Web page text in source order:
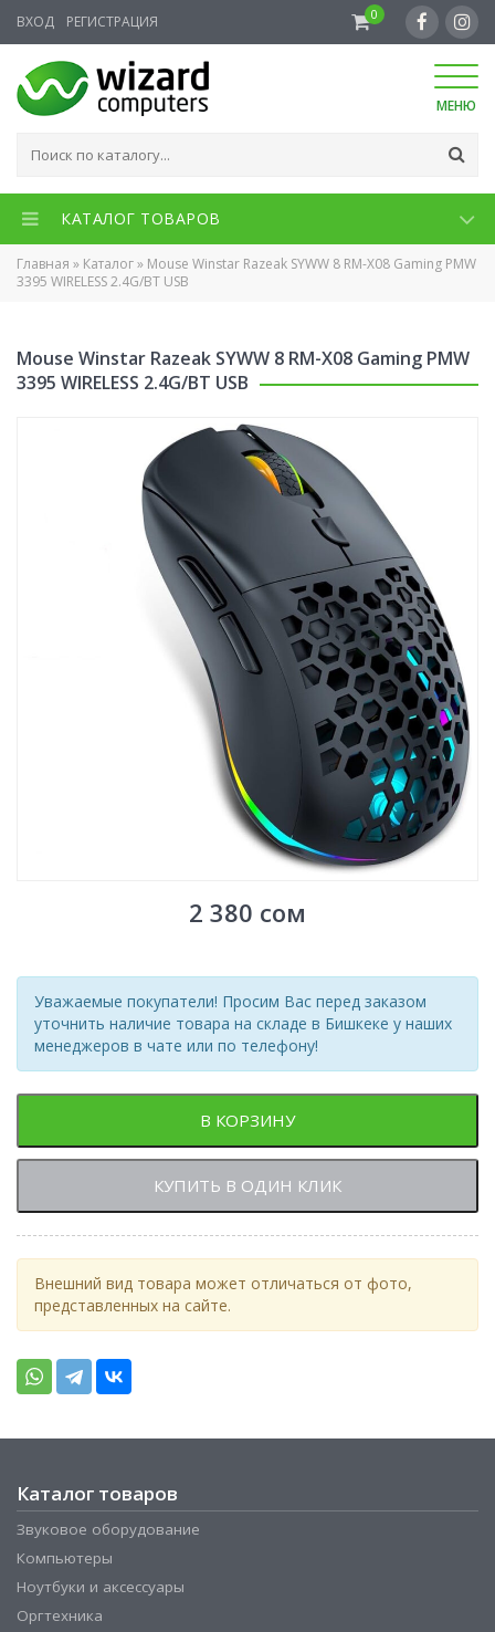
ВХОД РЕГИСТРАЦИЯ 0
МЕНЮ
КАТАЛОГ ТОВАРОВ
Главная » Каталог» Mouse Winstar Razeak SYWW 8 RM-X08 Gaming PMW
3395 WIRELESS 2.4G/BT USB
Mouse Winstar Razeak SYWW 8 RM-X08 Gaming PMW
3395 WIRELESS 2.4G/BT USB
2 380 сом
Уважаемые покупатели! Просим Вас перед заказом
уточнить наличие товара на складе в Бишкеке у наших
менеджеров в чате или по телефону!
В КОРЗИНУ
КУПИТЬ В ОДИН КЛИК
Внешний вид товара может отличаться от фото,
представленных на сайте.
Каталог товаров
Звуковое оборудование
Компьютеры
Ноутбуки и аксессуары
Оргтехника